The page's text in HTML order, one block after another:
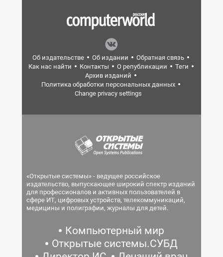
Об издательстве Об издании
Обратная связь
Как нас найти
Контакты О републикации
Теги
Архив изданий
Политика обработки персональных данных
Change privacy settings
«Открытые системы» - ведущее российское
издательство, выпускающее широкий спектр изданий
для профессионалов и активных пользователей в
сфере ИТ, цифровых устройств, телекоммуникаций,
медицины и полиграфии, журналы для детей.
Компьютерный мир
Открытые системы.СУБД